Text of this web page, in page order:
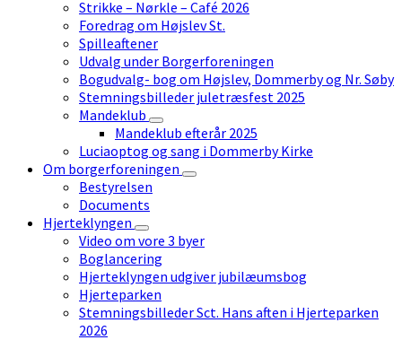
Strikke – Nørkle – Café 2026
Foredrag om Højslev St.
Spilleaftener
Udvalg under Borgerforeningen
Bogudvalg- bog om Højslev, Dommerby og Nr. Søby
Stemningsbilleder juletræsfest 2025
Mandeklub
Mandeklub efterår 2025
Luciaoptog og sang i Dommerby Kirke
Om borgerforeningen
Bestyrelsen
Documents
Hjerteklyngen
Video om vore 3 byer
Boglancering
Hjerteklyngen udgiver jubilæumsbog
Hjerteparken
Stemningsbilleder Sct. Hans aften i Hjerteparken
2026